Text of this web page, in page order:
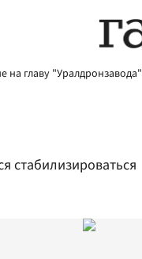
на главу "Уралдронзавода"
стабилизироваться